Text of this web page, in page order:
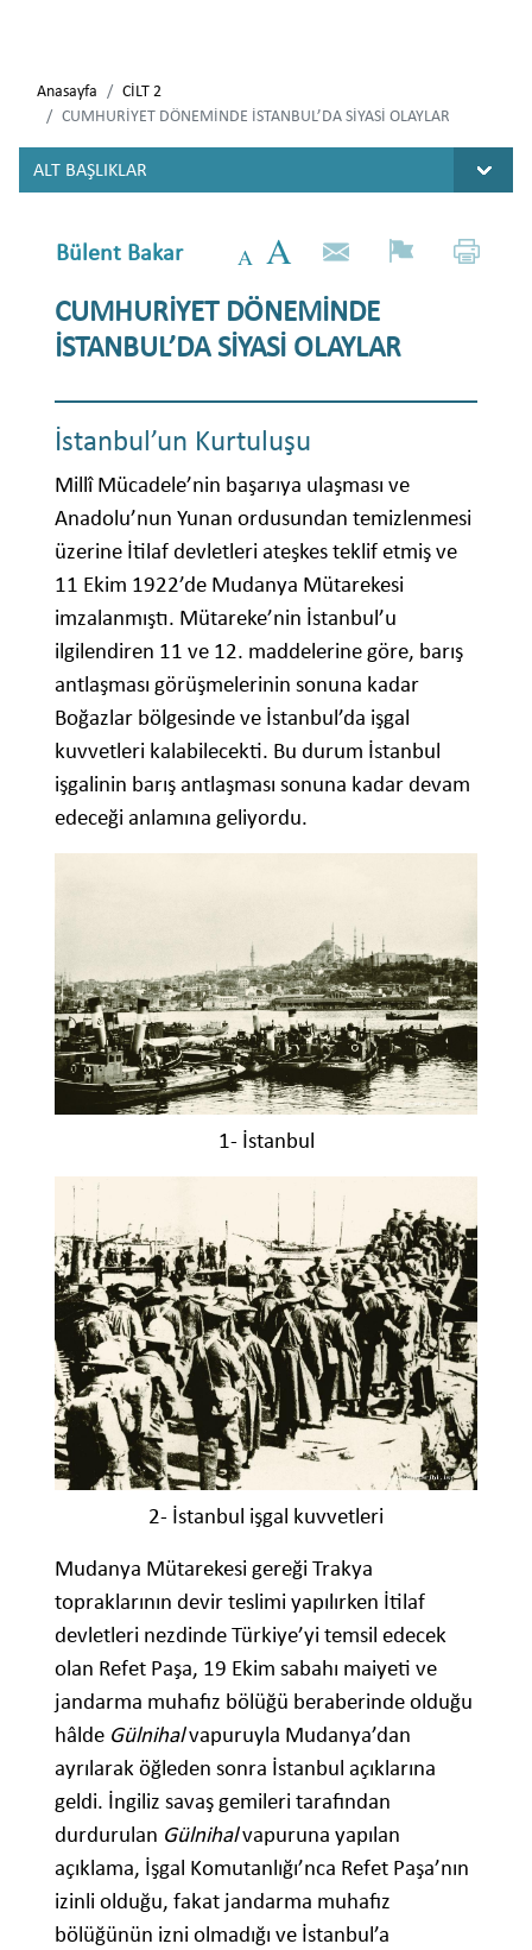
Anasayfa
CİLT 2
CUMHURİYET DÖNEMİNDE İSTANBUL’DA SİYASİ OLAYLAR
Bülent Bakar
CUMHURİYET DÖNEMİNDE
İSTANBUL’DA SİYASİ OLAYLAR
İstanbul’un Kurtuluşu
Millî Mücadele’nin başarıya ulaşması ve
Anadolu’nun Yunan ordusundan temizlenmesi
üzerine İtilaf devletleri ateşkes teklif etmiş ve
11 Ekim 1922’de Mudanya Mütarekesi
imzalanmıştı. Mütareke’nin İstanbul’u
ilgilendiren 11 ve 12. maddelerine göre, barış
antlaşması görüşmelerinin sonuna kadar
Boğazlar bölgesinde ve İstanbul’da işgal
kuvvetleri kalabilecekti. Bu durum İstanbul
işgalinin barış antlaşması sonuna kadar devam
edeceği anlamına geliyordu.
1- İstanbul
2- İstanbul işgal kuvvetleri
Mudanya Mütarekesi gereği Trakya
topraklarının devir teslimi yapılırken İtilaf
devletleri nezdinde Türkiye’yi temsil edecek
olan Refet Paşa, 19 Ekim sabahı maiyeti ve
jandarma muhafız bölüğü beraberinde olduğu
hâlde Gülnihalvapuruyla Mudanya’dan
ayrılarak öğleden sonra İstanbul açıklarına
geldi. İngiliz savaş gemileri tarafından
durdurulan Gülnihalvapuruna yapılan
açıklama, İşgal Komutanlığı’nca Refet Paşa’nın
izinli olduğu, fakat jandarma muhafız
bölüğünün izni olmadığı ve İstanbul’a